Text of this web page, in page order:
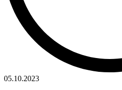
05.10.2023